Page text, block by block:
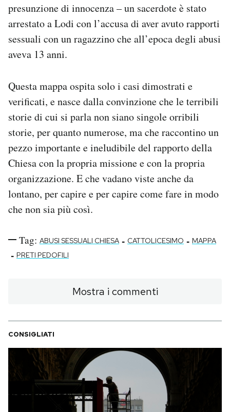
presunzione di innocenza – un sacerdote è stato
arrestato a Lodi con l’accusa di aver avuto rapporti
sessuali con un ragazzino che all’epoca degli abusi
aveva 13 anni.
Questa mappa ospita solo i casi dimostrati e
verificati, e nasce dalla convinzione che le terribili
storie di cui si parla non siano singole orribili
storie, per quanto numerose, ma che raccontino un
pezzo importante e ineludibile del rapporto della
Chiesa con la propria missione e con la propria
organizzazione. E che vadano viste anche da
lontano, per capire e per capire come fare in modo
che non sia più così.
Tag: ABUSI SESSUALI CHIESA - CATTOLICESIMO - MAPPA
- PRETI PEDOFILI
Mostra i commenti
CONSIGLIATI